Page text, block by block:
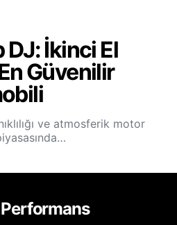
DJ: İkinci El
Güvenilir
ve atmosferik motor